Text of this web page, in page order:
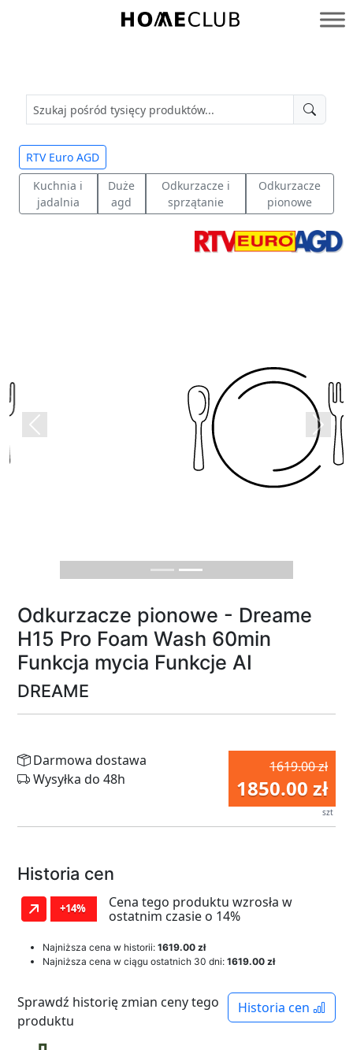
Homeclub
RTV Euro AGD
Kuchnia i
jadalnia
Duże
agd
Odkurzacze i
sprzątanie
Odkurzacze
pionowe
Previous Next
Odkurzacze pionowe - Dreame
H15 Pro Foam Wash 60min
Funkcja mycia Funkcje AI
DREAME
1619.00 zł
1850.00 zł
szt
Darmowa dostawa
Wysyłka do 48h
Historia cen
+14%
Cena tego produktu wzrosła w
ostatnim czasie o 14%
Najniższa cena w historii: 1619.00 zł
Najniższa cena w ciągu ostatnich 30 dni: 1619.00 zł
Historia cen
Sprawdź historię zmian ceny tego
produktu